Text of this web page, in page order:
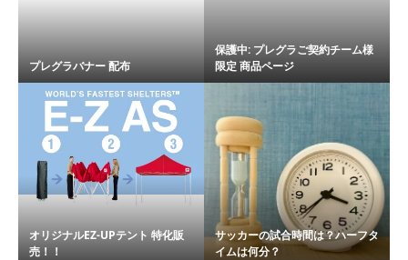
プレグラバナー 配布
保護中: プレグラご契約チーム様
限定 商品ページ
オリジナルEZ-UPテント 特化販
売！！
サッカーの試合時間は？ハーフタ
イムは何分？